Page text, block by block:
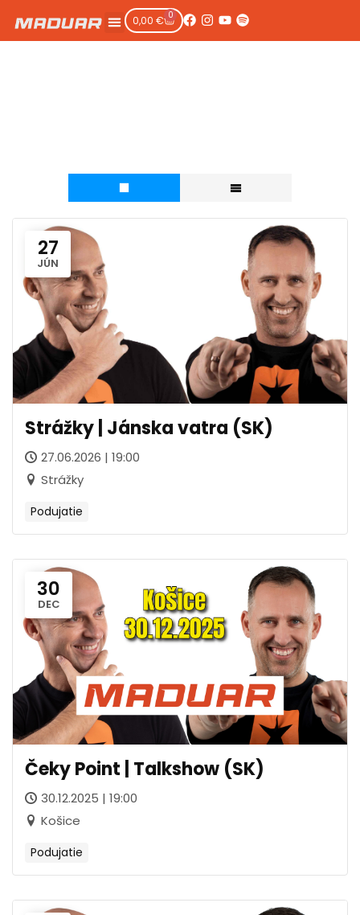
0,00 € 0
27
JÚN
Strážky | Jánska vatra (SK)
27.06.2026 | 19:00
Strážky
Podujatie
30
DEC
Čeky Point | Talkshow (SK)
30.12.2025 | 19:00
Košice
Podujatie